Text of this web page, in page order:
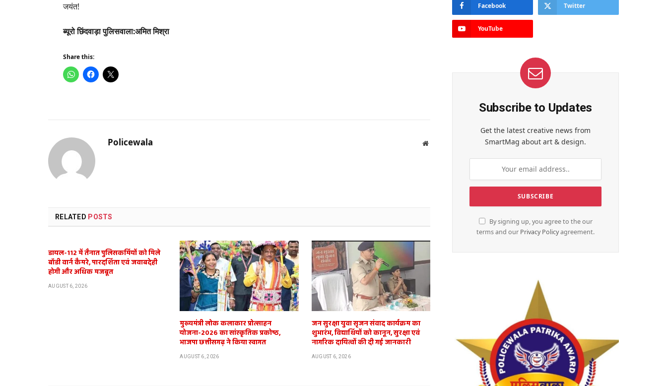
जयंत!
ब्यूरो छिंदवाड़ा पुलिसवाला:अमित मिश्रा
Share this:
Policewala Website
RELATED POSTS
डायल-112 में तैनात पुलिसकर्मियों को मिले
बॉडी वार्न कैमरे, पारदर्शिता एवं जवाबदेही
होगी और अधिक मजबूत
AUGUST 6, 2026
मुख्यमंत्री लोक कलाकार प्रोत्साहन
योजना-2026 का सांस्कृतिक प्रकोष्ठ,
भाजपा छत्तीसगढ़ ने किया स्वागत
AUGUST 6, 2026
जन सुरक्षा युवा सृजन संवाद कार्यक्रम का
शुभारंभ, विद्यार्थियों को कानून, सुरक्षा एवं
नागरिक दायित्वों की दी गई जानकारी
AUGUST 6, 2026
Facebook Twitter
YouTube
Subscribe to Updates
Get the latest creative news from
SmartMag about art & design.
By signing up, you agree to the our
terms and our Privacy Policyagreement.